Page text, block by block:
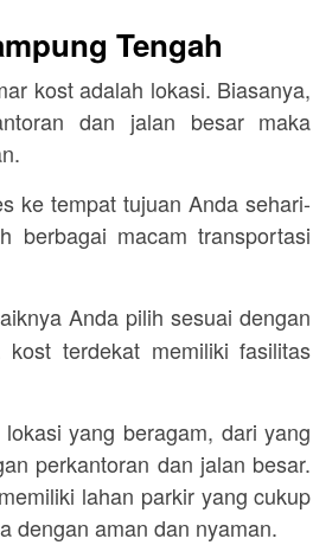
Tengah
kost adalah lokasi. Biasanya,
dan jalan besar maka
ke tempat tujuan Anda sehari-
berbagai macam transportasi
Anda pilih sesuai dengan
terdekat memiliki fasilitas
yang beragam, dari yang
perkantoran dan jalan besar.
lahan parkir yang cukup
dengan aman dan nyaman.